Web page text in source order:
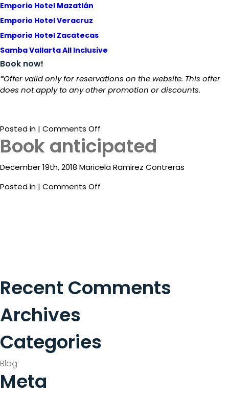
Emporio Hotel Mazatlán
Emporio Hotel Veracruz
Emporio Hotel Zacatecas
Samba Vallarta All Inclusive
Book now!
*Offer valid only for reservations on the website. This offer
does not apply to any other promotion or discounts.
Posted in | Comments Off
Hotel
+
Flight
Book anticipated
December 19th, 2018 Maricela Ramirez Contreras
Posted in | Comments Off
Recent Comments
Archives
Categories
Blog
Meta